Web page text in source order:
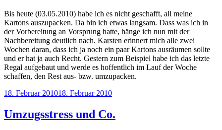
Bis heute (03.05.2010) habe ich es nicht geschafft, all meine
Kartons auszupacken. Da bin ich etwas langsam. Dass was ich in
der Vorbereitung an Vorsprung hatte, hänge ich nun mit der
Nachbereitung deutlich nach. Karsten erinnert mich alle zwei
Wochen daran, dass ich ja noch ein paar Kartons ausräumen sollte
und er hat ja auch Recht. Gestern zum Beispiel habe ich das letzte
Regal aufgebaut und werde es hoffentlich im Lauf der Woche
schaffen, den Rest aus- bzw. umzupacken.
Veröffentlicht
18. Februar 201018. Februar 2010
Umzugsstress und Co.